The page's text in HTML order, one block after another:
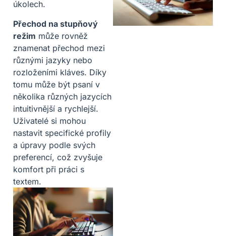
úkolech.
Přechod na stupňový
režim může rovněž
znamenat přechod mezi
různými jazyky nebo
rozloženími kláves. Díky
tomu může být psaní v
několika různých jazycích
intuitivnější a rychlejší.
Uživatelé si mohou
nastavit specifické profily
a úpravy podle svých
preferencí, což zvyšuje
komfort při práci s
textem.